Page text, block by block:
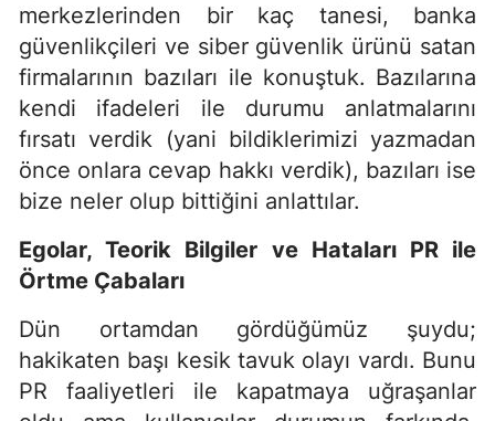
merkezlerinden bir kaç tanesi, banka
güvenlikçileri ve siber güvenlik ürünü satan
firmalarının bazıları ile konuştuk. Bazılarına
kendi ifadeleri ile durumu anlatmalarını
fırsatı verdik (yani bildiklerimizi yazmadan
önce onlara cevap hakkı verdik), bazıları ise
bize neler olup bittiğini anlattılar.
Egolar, Teorik Bilgiler ve Hataları PR ile
Örtme Çabaları
Dün ortamdan gördüğümüz şuydu;
hakikaten başı kesik tavuk olayı vardı. Bunu
PR faaliyetleri ile kapatmaya uğraşanlar